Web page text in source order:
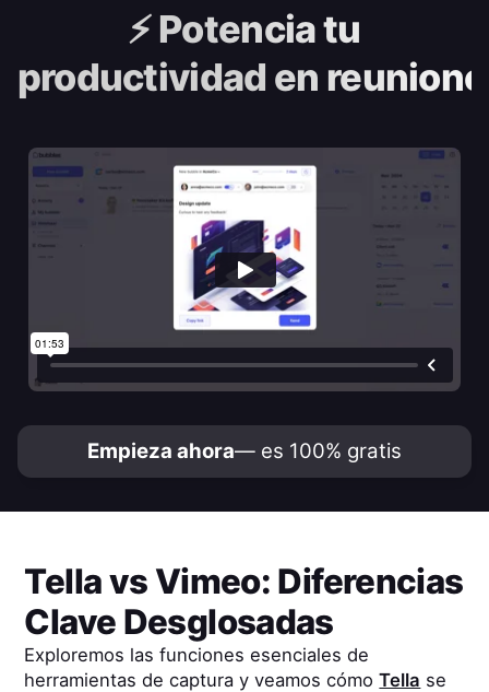
⚡️Potencia tu
productividad en
Empieza ahora— es 100% gratis
TellavsVimeo: Diferencias
Clave Desglosadas
Exploremos las funciones esenciales de
herramientas de captura y veamos cómoTella se